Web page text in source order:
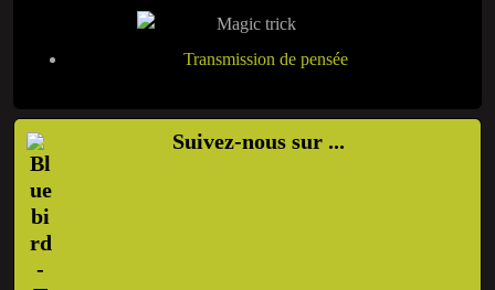
Transmission de pensée
Suivez-nous sur ...